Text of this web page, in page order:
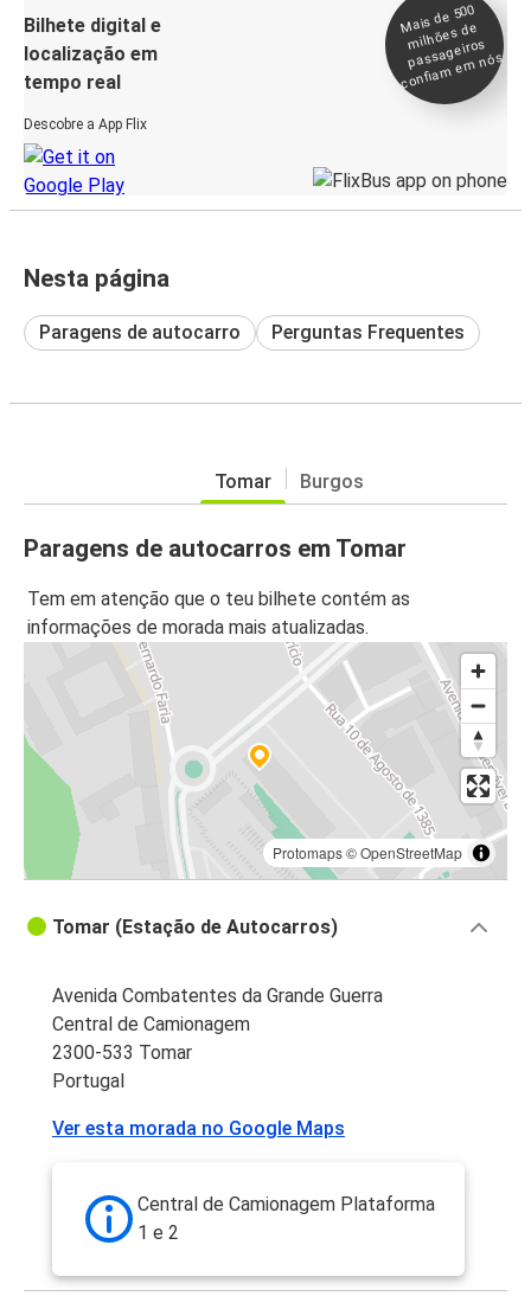
Bilhete digital e
localização em
tempo real
Descobre a App Flix
Mais de 500
milhões de
passageiros
confia
m e
m nós
Nesta página
Paragens de autocarro Perguntas Frequentes
Tomar Burgos
Paragens de autocarros em Tomar
Tem em atenção que o teu bilhete contém as
informações de morada mais atualizadas.
Protomaps©OpenStreetMap
Tomar (Estação de Autocarros)
Avenida Combatentes da Grande Guerra
Central de Camionagem
2300-533 Tomar
Portugal
Ver esta morada no Google Maps
Central de Camionagem Plataforma
1 e 2